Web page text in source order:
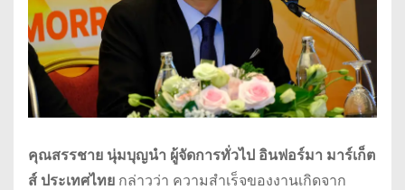
คุณสรรชาย นุ่มบุญนำ ผู้จัดการทั่วไป อินฟอร์มา มาร์เก็ต
ส์ ประเทศไทย กล่าวว่า ความสำเร็จของงานเกิดจาก